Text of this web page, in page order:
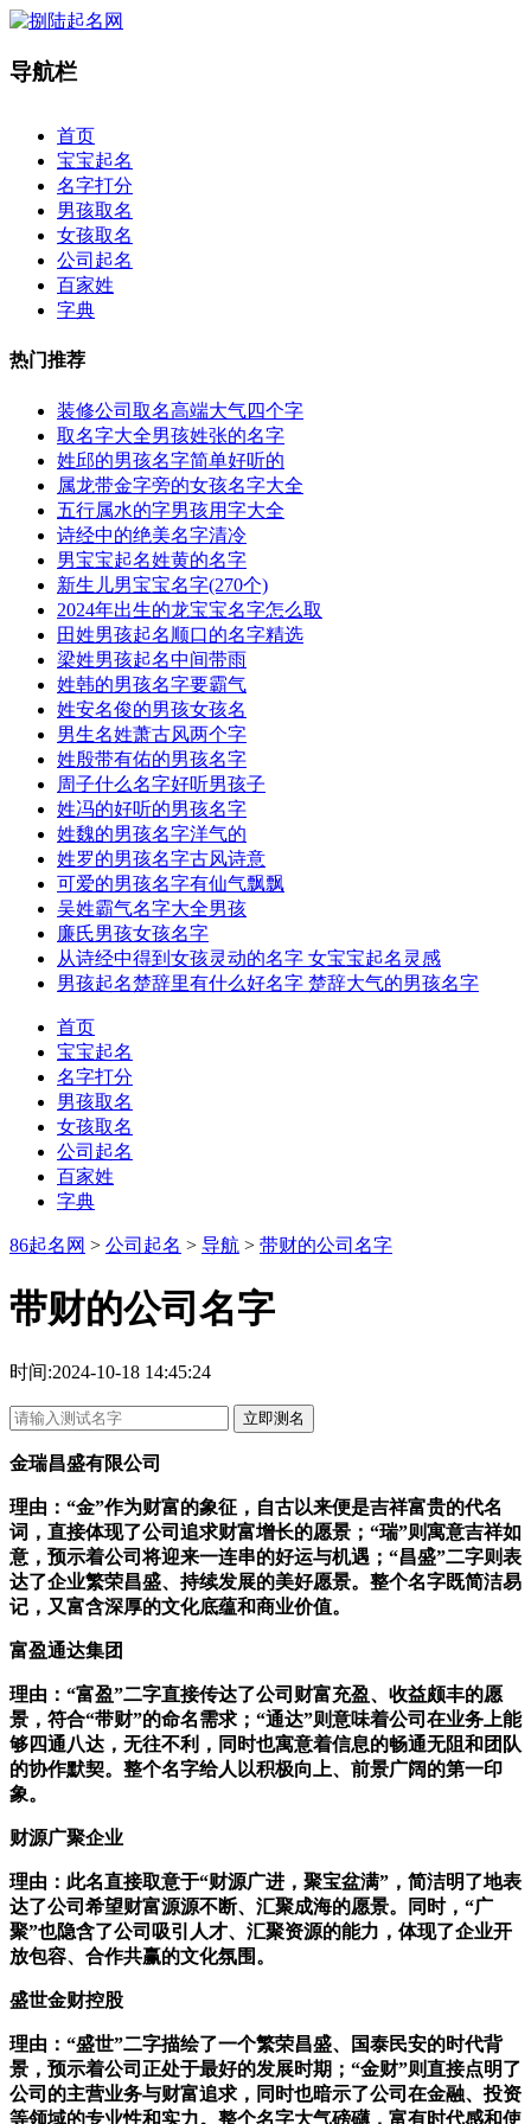
导航栏
首页
宝宝起名
名字打分
男孩取名
女孩取名
公司起名
百家姓
字典
热门推荐
装修公司取名高端大气四个字
取名字大全男孩姓张的名字
姓邱的男孩名字简单好听的
属龙带金字旁的女孩名字大全
五行属水的字男孩用字大全
诗经中的绝美名字清冷
男宝宝起名姓黄的名字
新生儿男宝宝名字(270个)
2024年出生的龙宝宝名字怎么取
田姓男孩起名顺口的名字精选
梁姓男孩起名中间带雨
姓韩的男孩名字要霸气
姓安名俊的男孩女孩名
男生名姓萧古风两个字
姓殷带有佑的男孩名字
周子什么名字好听男孩子
姓冯的好听的男孩名字
姓魏的男孩名字洋气的
姓罗的男孩名字古风诗意
可爱的男孩名字有仙气飘飘
吴姓霸气名字大全男孩
廉氏男孩女孩名字
从诗经中得到女孩灵动的名字 女宝宝起名灵感
男孩起名楚辞里有什么好名字 楚辞大气的男孩名字
首页
宝宝起名
名字打分
男孩取名
女孩取名
公司起名
百家姓
字典
86起名网 > 公司起名 > 导航 > 带财的公司名字
带财的公司名字
时间:2024-10-18 14:45:24
立即测名
金瑞昌盛有限公司
理由：“金”作为财富的象征，自古以来便是吉祥富贵的代名
词，直接体现了公司追求财富增长的愿景；“瑞”则寓意吉祥如
意，预示着公司将迎来一连串的好运与机遇；“昌盛”二字则表
达了企业繁荣昌盛、持续发展的美好愿景。整个名字既简洁易
记，又富含深厚的文化底蕴和商业价值。
富盈通达集团
理由：“富盈”二字直接传达了公司财富充盈、收益颇丰的愿
景，符合“带财”的命名需求；“通达”则意味着公司在业务上能
够四通八达，无往不利，同时也寓意着信息的畅通无阻和团队
的协作默契。整个名字给人以积极向上、前景广阔的第一印
象。
财源广聚企业
理由：此名直接取意于“财源广进，聚宝盆满”，简洁明了地表
达了公司希望财富源源不断、汇聚成海的愿景。同时，“广
聚”也隐含了公司吸引人才、汇聚资源的能力，体现了企业开
放包容、合作共赢的文化氛围。
盛世金财控股
理由：“盛世”二字描绘了一个繁荣昌盛、国泰民安的时代背
景，预示着公司正处于最好的发展时期；“金财”则直接点明了
公司的主营业务与财富追求，同时也暗示了公司在金融、投资
等领域的专业性和实力。整个名字大气磅礴，富有时代感和使